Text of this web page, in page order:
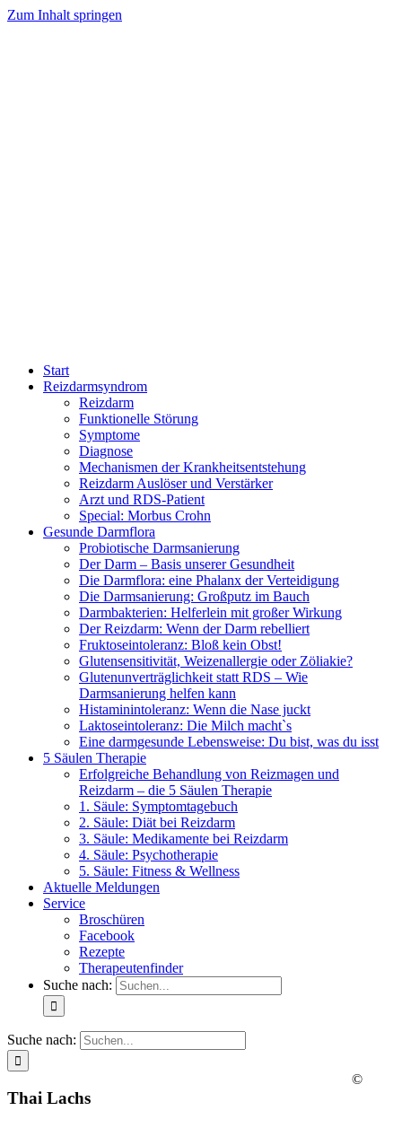
Zum Inhalt springen
Start
Reizdarmsyndrom
Reizdarm
Funktionelle Störung
Symptome
Diagnose
Mechanismen der Krankheitsentstehung
Reizdarm Auslöser und Verstärker
Arzt und RDS-Patient
Special: Morbus Crohn
Gesunde Darmflora
Probiotische Darmsanierung
Der Darm – Basis unserer Gesundheit
Die Darmflora: eine Phalanx der Verteidigung
Die Darmsanierung: Großputz im Bauch
Darmbakterien: Helferlein mit großer Wirkung
Der Reizdarm: Wenn der Darm rebelliert
Fruktoseintoleranz: Bloß kein Obst!
Glutensensitivität, Weizenallergie oder Zöliakie?
Glutenunverträglichkeit statt RDS – Wie
Darmsanierung helfen kann
Histaminintoleranz: Wenn die Nase juckt
Laktoseintoleranz: Die Milch macht`s
Eine darmgesunde Lebensweise: Du bist, was du isst
5 Säulen Therapie
Erfolgreiche Behandlung von Reizmagen und
Reizdarm – die 5 Säulen Therapie
1. Säule: Symptomtagebuch
2. Säule: Diät bei Reizdarm
3. Säule: Medikamente bei Reizdarm
4. Säule: Psychotherapie
5. Säule: Fitness & Wellness
Aktuelle Meldungen
Service
Broschüren
Facebook
Rezepte
Therapeutenfinder
Suche nach:
Suche nach:
Thai Lachs
©